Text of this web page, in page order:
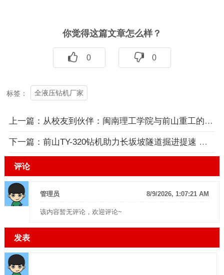
你觉得这篇文章怎么样？
0 0
标签： 全液压钻机厂家
上一篇： 从校友到伙伴：闽南理工学院与前山重工的“产教融合”新故事
下一篇： 前山TY-320钻机助力长坂坡隧道掘进提速 获省级媒体报道！
评论
8/9/2026, 1:07:21 AM
管理员
该内容暂无评论，欢迎评论~
发表